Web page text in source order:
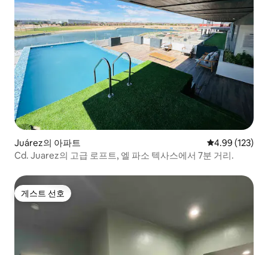
Juárez의 아파트 평점 4.99점(5
4.99 (123)
Cd. Juarez의 고급 로프트, 엘 파소 텍사스에서 7분 거리.
게스트 선호
게스트 선호